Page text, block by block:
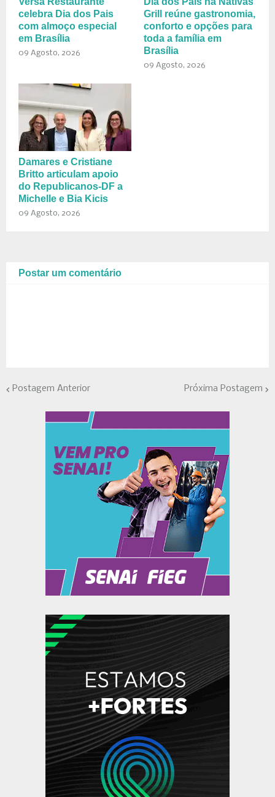
celebra Dia dos Pais
com almoço especial
em Brasília
09 Agosto, 2026
Grill reúne gastronomia,
conforto e opções para
toda a família em
Brasília
09 Agosto, 2026
Damares e Cristiane
Britto articulam apoio
do Republicanos-DF a
Michelle e Bia Kicis
09 Agosto, 2026
Postar um comentário
Postagem Anterior Próxima Postagem